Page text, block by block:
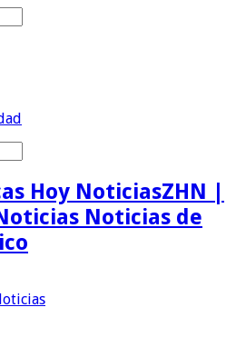
ZHN |
Noticias de